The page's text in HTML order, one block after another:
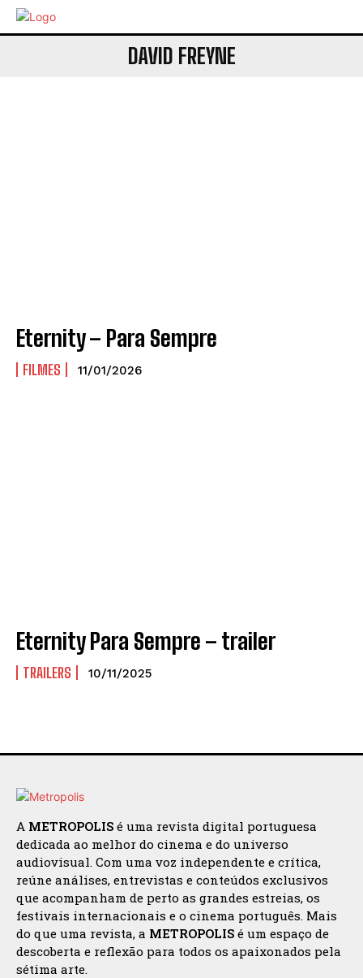
DAVID FREYNE
Eternity – Para Sempre
FILMES 11/01/2026
Eternity Para Sempre – trailer
TRAILERS 10/11/2025
A METROPOLIS é uma revista digital portuguesa
dedicada ao melhor do cinema e do universo
audiovisual. Com uma voz independente e crítica,
reúne análises, entrevistas e conteúdos exclusivos
que acompanham de perto as grandes estreias, os
festivais internacionais e o cinema português. Mais
do que uma revista, a METROPOLIS é um espaço de
descoberta e reflexão para todos os apaixonados pela
sétima arte.